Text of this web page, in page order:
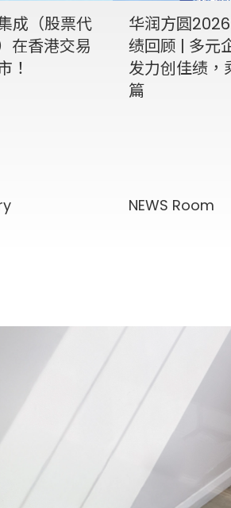
成（股票代
在香港交易
！
华润方圆
绩回顾 | 多元
发力创佳绩，
篇
NEWS Room